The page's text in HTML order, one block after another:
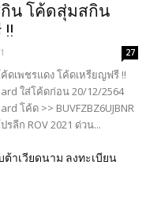
กิน โค้ดสุ่มสกิน
27
ดเพชรแดง โค้ดเหรียญฟรี !!
ใส่โค้ดก่อน 20/12/2564
โค้ด >> BUVFZBZ6UJBNR
ลีก ROV 2021 ด่วน...
ต้าเวียดนาม ลงทะเบียน